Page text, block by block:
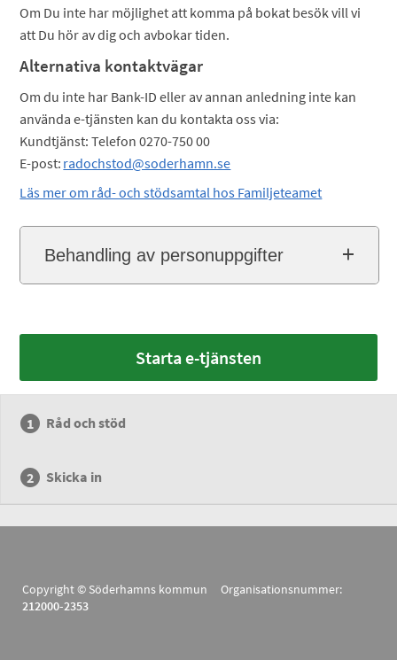
Om Du inte har möjlighet att komma på bokat besök vill vi
att Du hör av dig och avbokar tiden.
Alternativa kontaktvägar
Om du inte har Bank-ID eller av annan anledning inte kan
använda e-tjänsten kan du kontakta oss via:
Kundtjänst: Telefon 0270-750 00
E-post: radochstod@soderhamn.se
Läs mer om råd- och stödsamtal hos Familjeteamet
Behandling av personuppgifter
Starta e-tjänsten
Råd och stöd
Skicka in
Copyright © Söderhamns kommun Organisationsnummer:
212000-2353